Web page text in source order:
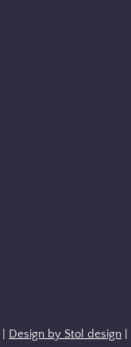
Design by Stol design